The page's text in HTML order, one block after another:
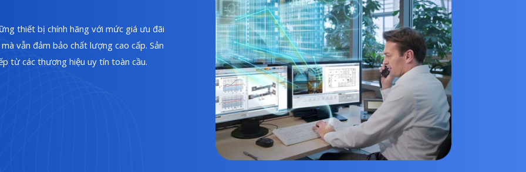
thiết bị chính hãng với mức giá ưu đãi
vẫn đảm bảo chất lượng cao cấp. Sản
từ các thương hiệu uy tín toàn cầu.